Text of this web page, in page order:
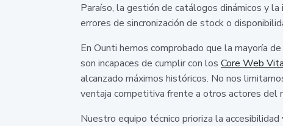
Paraíso, la gestión de catálogos dinámicos y
errores de sincronización de stock o
En Ounti hemos comprobado que la mayoría
son incapaces de cumplir con los Core Web
alcanzado máximos históricos. No nos
ventaja competitiva frente a otros actores del
Nuestro equipo técnico prioriza la